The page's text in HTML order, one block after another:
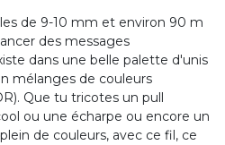
de 9-10 mm et environ 90 m
des messages
dans une belle palette d'unis
mélanges de couleurs
Que tu tricotes un pull
ou une écharpe ou encore un
de couleurs, avec ce fil, ce